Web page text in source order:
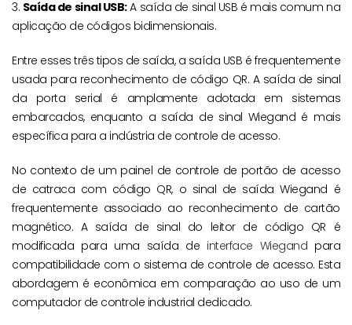
3. Saída de sinal USB:A saída de sinal USB é mais comum na
aplicação de códigos bidimensionais.
Entre esses três tipos de saída, a saída USB é frequentemente
usada para reconhecimento de código QR. A saída de sinal
da porta serial é amplamente adotada em sistemas
embarcados, enquanto a saída de sinal Wiegand é mais
específica para a indústria de controle de acesso.
No contexto de um painel de controle de portão de acesso
de catraca com código QR, o sinal de saída Wiegand é
frequentemente associado ao reconhecimento de cartão
magnético. A saída de sinal do leitor de código QR é
modificada para uma saída de interface Wiegand para
compatibilidade com o sistema de controle de acesso. Esta
abordagem é econômica em comparação ao uso de um
computador de controle industrial dedicado.